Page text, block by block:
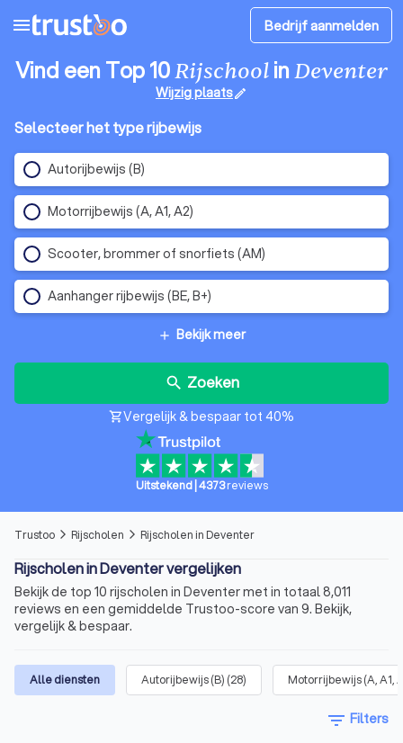
menu Bedrijf aanmelden
Vind een Top 10RijschoolinDeventer
Wijzig plaatsedit
Selecteer het type rijbewijs
Autorijbewijs (B)
Motorrijbewijs (A, A1, A2)
Scooter, brommer of snorfiets (AM)
Aanhanger rijbewijs (BE, B+)
add Bekijk meer
search Zoeken
shopping_cartVergelijk & bespaar tot 40%
Uitstekend| 4373 reviews
Trustoo arrow_forward_ios Rijscholen arrow_forward_ios Rijscholen in Deventer
Rijscholen in Deventer vergelijken
Bekijk de top 10 rijscholen in Deventer met in totaal 8,011
reviews en een gemiddelde Trustoo-score van 9. Bekijk,
vergelijk & bespaar.
Alle diensten Autorijbewijs (B) (28) Motorrijbewijs (A, A1,
filter_list Filters